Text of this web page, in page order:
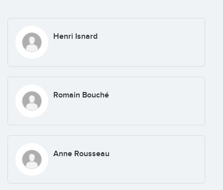
Henri Isnard
Romain Bouché
Anne Rousseau